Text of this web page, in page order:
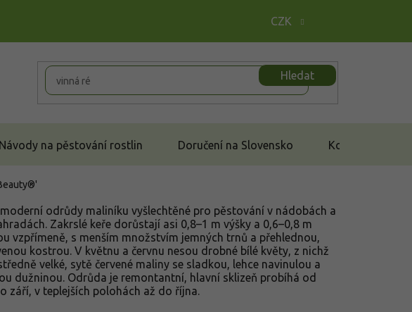
CZK
Hledat
Návody na pěstování rostlin Doručení na Slovensko Kontakt
odrůdy maliníku vyšlechtěné pro pěstování v nádobách a
Zakrslé keře dorůstají asi 0,8–1 m výšky a 0,6–0,8 m
vzpřímeně, s menším množstvím jemných trnů a přehlednou,
kostrou. V květnu a červnu nesou drobné bílé květy, z nichž
velké, sytě červené maliny se sladkou, lehce navinulou a
dužninou. Odrůda je remontantní, hlavní sklizeň probíhá od
září, v teplejších polohách až do října.